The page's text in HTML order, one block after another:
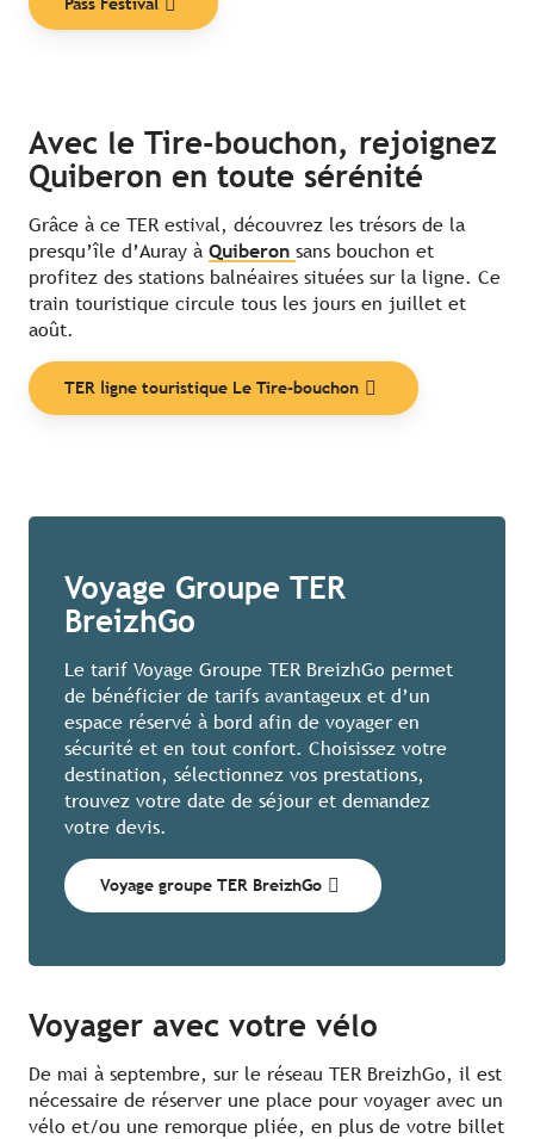
Avec le Tire-bouchon, rejoignez
Quiberon en toute sérénité
Grâce à ce TER estival, découvrez les trésors de la
presqu’île d’Auray à Quiberon sans bouchon et
profitez des stations balnéaires situées sur la ligne. Ce
train touristique circule tous les jours en juillet et
août.
TER ligne touristique Le Tire-bouchon
Voyage Groupe TER
BreizhGo
Le tarif Voyage Groupe TER BreizhGo permet
de bénéficier de tarifs avantageux et d’un
espace réservé à bord afin de voyager en
sécurité et en tout confort. Choisissez votre
destination, sélectionnez vos prestations,
trouvez votre date de séjour et demandez
votre devis.
Voyage groupe TER BreizhGo
Voyager avec votre vélo
De mai à septembre, sur le réseau TER BreizhGo, il est
nécessaire de réserver une place pour voyager avec un
vélo et/ou une remorque pliée, en plus de votre billet